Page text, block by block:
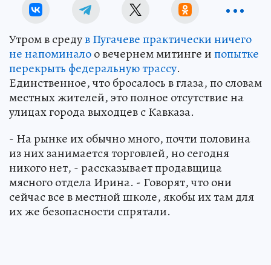
Утром в средув Пугачеве практически ничего
не напоминалоо вечернем митинге ипопытке
перекрыть федеральную трассу.
Единственное, что бросалось в глаза, по словам
местных жителей, это полное отсутствие на
улицах города выходцев с Кавказа.
- На рынке их обычно много, почти половина
из них занимается торговлей, но сегодня
никого нет, - рассказывает продавщица
мясного отдела Ирина. - Говорят, что они
сейчас все в местной школе, якобы их там для
их же безопасности спрятали.